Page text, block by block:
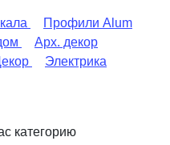
Профили Alum
Арх. декор
Электрика
категорию